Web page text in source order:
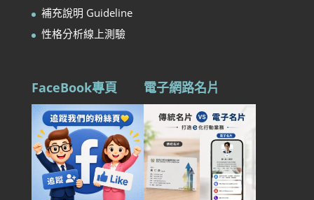
補充說明 Guideline
性格分析線上測驗
FaceBook專頁 電子網路名片